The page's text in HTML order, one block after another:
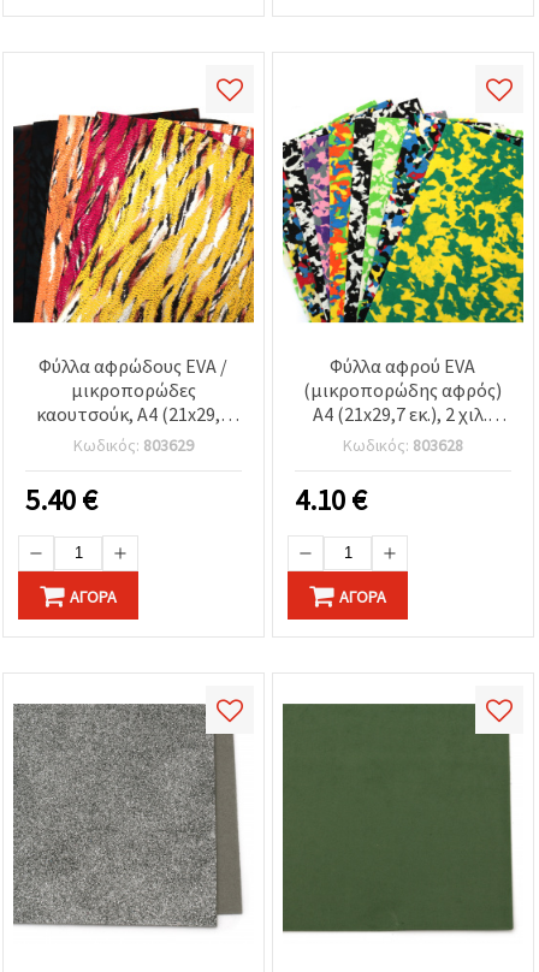
Φύλλα αφρώδους EVA /
μικροπορώδες
καουτσούκ, A4 (21x29,7
cm), 2 mm, υφασμάτινη
επένδυση με animal print
– συσκευασία 10 τεμ.,
Κωδικός: 803629
5.40€
ΑΓΟΡΆ
Φύλλα αφρού EVA
(μικροπορώδης αφρός)
A4 (21x29,7 εκ.), 2 χιλ.,
χρώματα παραλλαγής –
Σετ 10 τεμ.
Κωδικός: 803628
4.10€
ΑΓΟΡΆ